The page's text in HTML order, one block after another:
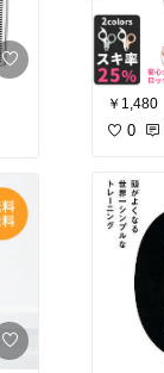
￥1,480
0